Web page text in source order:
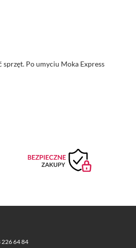
sprzęt. Po umyciu Moka Express
226 64 84